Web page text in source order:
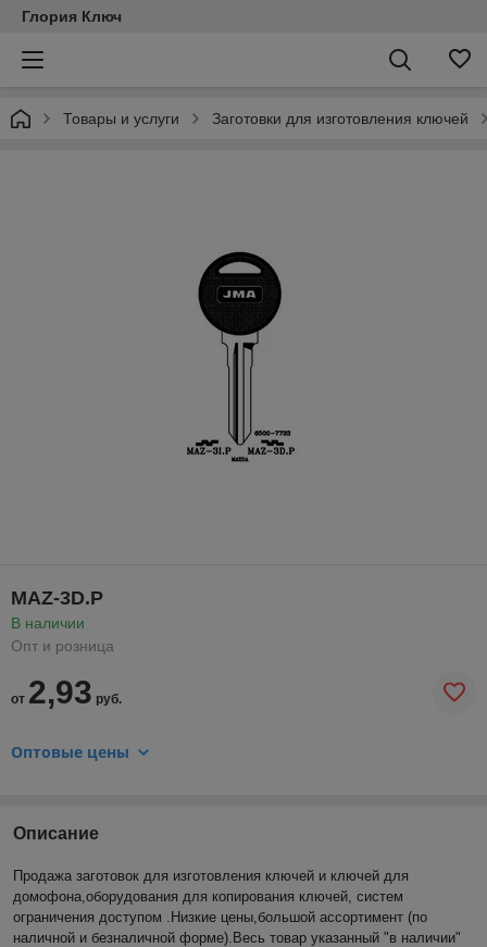
Глория Ключ
Товары и услуги Заготовки для изготовления ключей
MAZ-3D.P
В наличии
Опт и розница
от 2,93 руб.
Оптовые цены
Описание
Продажа заготовок для изготовления ключей и ключей для
домофона,оборудования для копирования ключей, систем
ограничения доступом .Низкие цены,большой ассортимент (по
наличной и безналичной форме).Весь товар указанный "в наличии"